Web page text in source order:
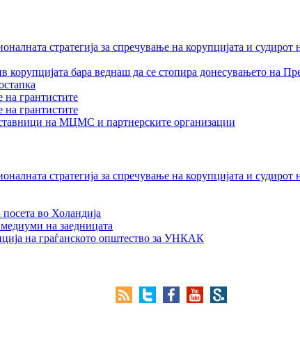
стратегија за спречување на корупцијата и
корупцијата бара веднаш да се стопира донесувањето на
на грантистите
на грантистите
на МЦМС и партнерските организации
стратегија за спречување на корупцијата и
во Холандија
на заедницата
на граѓанското општество за УНКАК